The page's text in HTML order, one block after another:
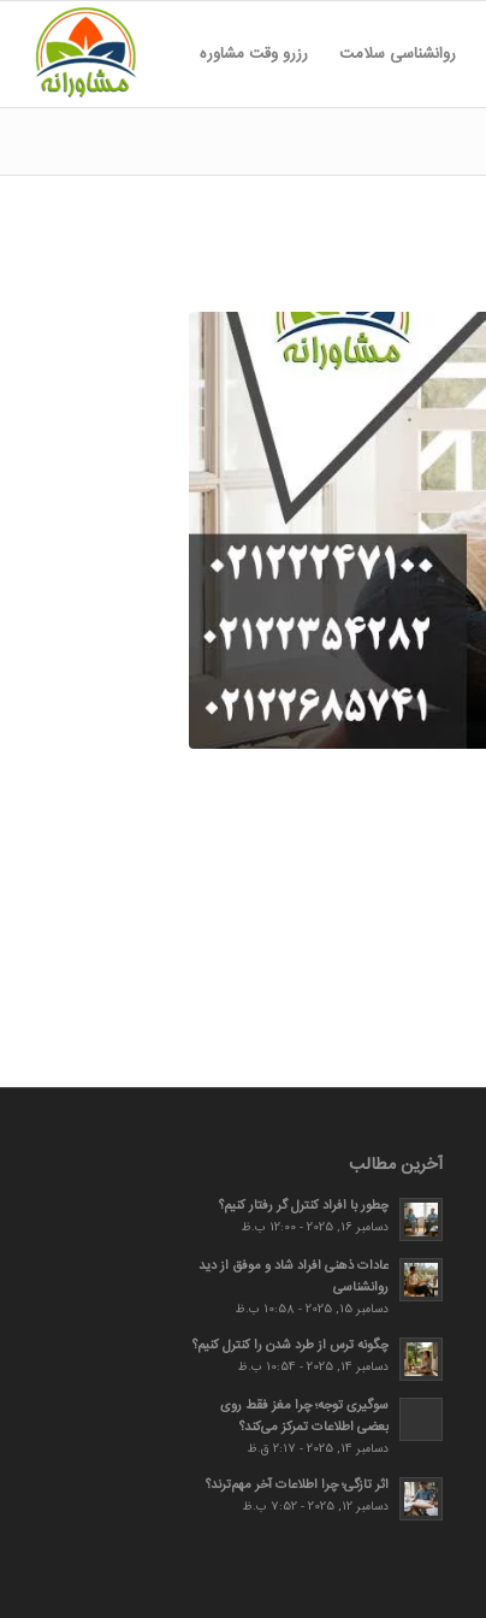
روانشناسی سلامت رزرو وقت مشاوره
آخرین مطالب
چطور با افراد کنترل گر رفتار کنیم؟
دسامبر 16, 2025 - 12:00 ب.ظ
عادات ذهنی افراد شاد و موفق از دید
روانشناسی
دسامبر 15, 2025 - 10:58 ب.ظ
چگونه ترس از طرد شدن را کنترل کنیم؟
دسامبر 14, 2025 - 10:54 ب.ظ
سوگیری توجه؛ چرا مغز فقط روی
بعضی اطلاعات تمرکز می‌کند؟
دسامبر 14, 2025 - 2:17 ق.ظ
اثر تازگی؛ چرا اطلاعات آخر مهم‌ترند؟
دسامبر 12, 2025 - 7:52 ب.ظ